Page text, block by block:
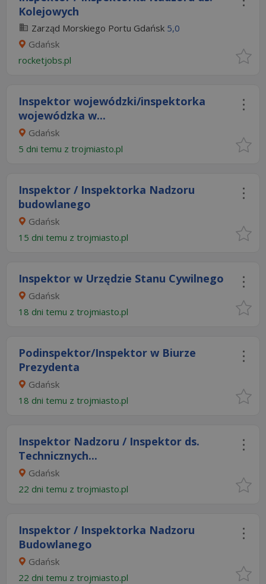
Kolejowych
Zarząd Morskiego Portu Gdańsk 5,0
Gdańsk
rocketjobs.pl
Inspektor wojewódzki/inspektorka
wojewódzka w...
Gdańsk
5 dni temu z trojmiasto.pl
Inspektor / Inspektorka Nadzoru
budowlanego
Gdańsk
15 dni temu z trojmiasto.pl
Inspektor w Urzędzie Stanu Cywilnego
Gdańsk
18 dni temu z trojmiasto.pl
Podinspektor/Inspektor w Biurze
Prezydenta
Gdańsk
18 dni temu z trojmiasto.pl
Inspektor Nadzoru / Inspektor ds.
Technicznych...
Gdańsk
22 dni temu z trojmiasto.pl
Inspektor / Inspektorka Nadzoru
Budowlanego
Gdańsk
22 dni temu z trojmiasto.pl